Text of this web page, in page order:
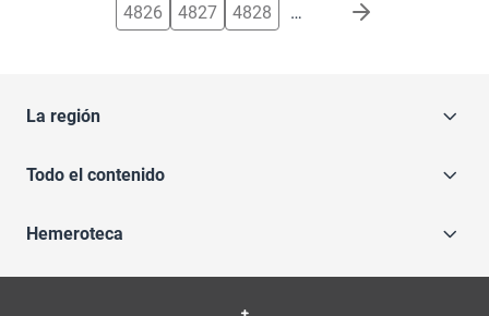
4826
4827 4828 …
La región
Todo el contenido
Hemeroteca